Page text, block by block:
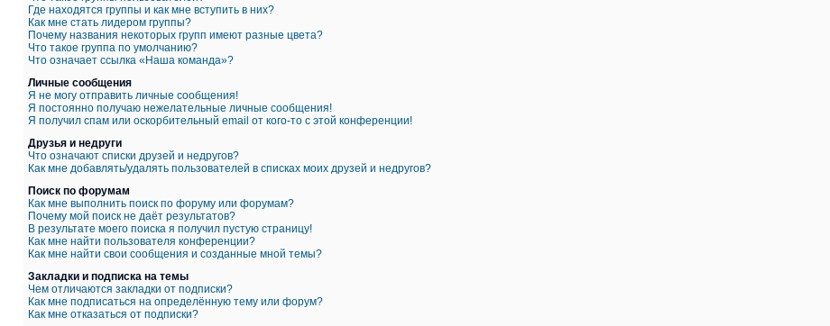
Где находятся группы и как мне вступить в них?
Как мне стать лидером группы?
Почему названия некоторых групп имеют разные цвета?
Что такое группа по умолчанию?
Что означает ссылка «Наша команда»?
Личные сообщения
Я не могу отправить личные сообщения!
Я постоянно получаю нежелательные личные сообщения!
Я получил спам или оскорбительный email от кого-то с этой конференции!
Друзья и недруги
Что означают списки друзей и недругов?
Как мне добавлять/удалять пользователей в списках моих друзей и недругов?
Поиск по форумам
Как мне выполнить поиск по форуму или форумам?
Почему мой поиск не даёт результатов?
В результате моего поиска я получил пустую страницу!
Как мне найти пользователя конференции?
Как мне найти свои сообщения и созданные мной темы?
Закладки и подписка на темы
Чем отличаются закладки от подписки?
Как мне подписаться на определённую тему или форум?
Как мне отказаться от подписки?